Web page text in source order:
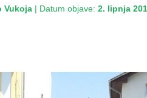
Vukoja | Datum objave: 2. lipnja